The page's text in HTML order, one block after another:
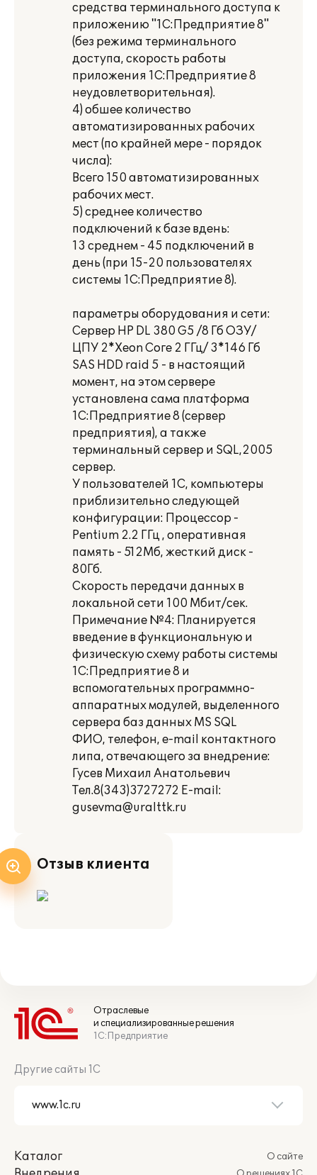
средства терминального доступа к
приложению "1С:Предприятие 8"
(без режима терминального
доступа, скорость работы
приложения 1С:Предприятие 8
неудовлетворительная).
4) обшее количество
автоматизированных рабочих
мест (по крайней мере - порядок
числа):
Всего 150 автоматизированных
рабочих мест.
5) среднее количество
подключений к базе вдень:
13 среднем - 45 подключений в
день (при 15-20 пользователях
системы 1С:Предприятие 8).
параметры оборудования и сети:
Сервер НР DL 380 G5 /8 Гб ОЗУ/
ЦПУ 2*Хеоn Соге 2 ГГц/ 3*146 Гб
SAS НDD raid 5 - в настоящий
момент, на этом сервере
установлена сама платформа
1С:Предприятие 8 (сервер
предприятия), а также
терминальный сервер и SQL,2005
сервер.
У пользователей 1С, компьютеры
приблизительно следующей
конфигурации: Процессор -
Реntium 2.2 ГГц , оперативная
память - 512Мб, жесткий диск -
80Гб.
Скорость передачи данных в
локальной сети 100 Мбит/сек.
Примечание №4: Планируется
введение в функциональную и
физическую схему работы системы
1С:Предприятие 8 и
вспомогательных программно-
аппаратных модулей, выделенного
сервера баз данных МS SQL
ФИО, телефон, е-mail контактного
липа, отвечающего за внедрение:
Гусев Михаил Анатольевич
Тел.8(343)3727272 Е-mail:
gusevma@uralttk.ru
Отзыв клиента
Отраслевые
и специализированные решения
1С:Предприятие
Другие сайты 1С
Каталог
О сайте